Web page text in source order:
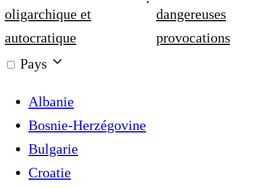
oligarchique et
autocratique
dangereuses
provocations
Pays
Albanie
Bosnie-Herzégovine
Bulgarie
Croatie